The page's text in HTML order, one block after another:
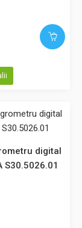
si prin
in spatiile
formatul
digital
S30.5026.01